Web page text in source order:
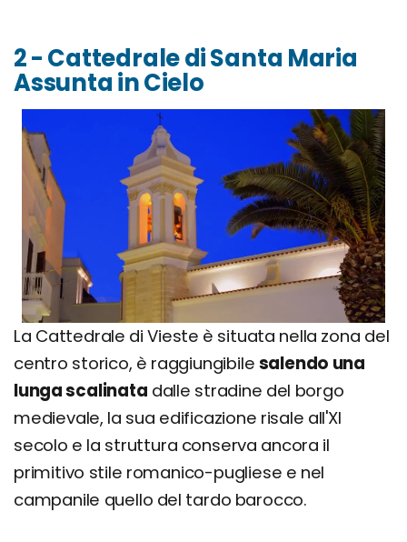
2 - Cattedrale di Santa Maria
Assunta in Cielo
La Cattedrale di Vieste è situata nella zona del
centro storico, è raggiungibile salendo una
lunga scalinata dalle stradine del borgo
medievale, la sua edificazione risale all'XI
secolo e la struttura conserva ancora il
primitivo stile romanico-pugliese e nel
campanile quello del tardo barocco.